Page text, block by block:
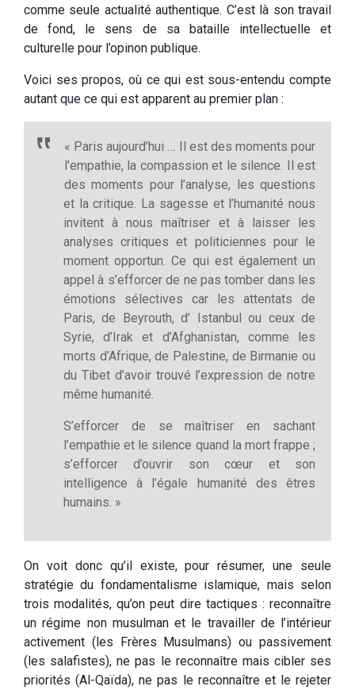
comme seule actualité authentique. C’est là son travail
de fond, le sens de sa bataille intellectuelle et
culturelle pour l’opinon publique.
Voici ses propos, où ce qui est sous-entendu compte
autant que ce qui est apparent au premier plan :
« Paris aujourd’hui … Il est des moments pour
l’empathie, la compassion et le silence. Il est
des moments pour l’analyse, les questions
et la critique. La sagesse et l’humanité nous
invitent à nous maîtriser et à laisser les
analyses critiques et politiciennes pour le
moment opportun. Ce qui est également un
appel à s’efforcer de ne pas tomber dans les
émotions sélectives car les attentats de
Paris, de Beyrouth, d’ Istanbul ou ceux de
Syrie, d’Irak et d’Afghanistan, comme les
morts d’Afrique, de Palestine, de Birmanie ou
du Tibet d’avoir trouvé l’expression de notre
même humanité.
S’efforcer de se maîtriser en sachant
l’empathie et le silence quand la mort frappe ;
s’efforcer d’ouvrir son cœur et son
intelligence à l’égale humanité des êtres
humains. »
On voit donc qu’il existe, pour résumer, une seule
stratégie du fondamentalisme islamique, mais selon
trois modalités, qu’on peut dire tactiques : reconnaître
un régime non musulman et le travailler de l’intérieur
activement (les Frères Musulmans) ou passivement
(les salafistes), ne pas le reconnaître mais cibler ses
priorités (Al-Qaïda), ne pas le reconnaître et le rejeter